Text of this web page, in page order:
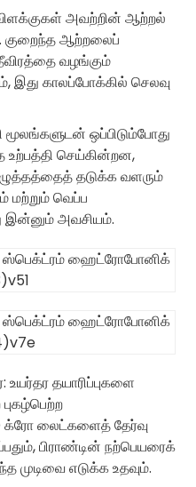
அவற்றின் ஆற்றல்
குறைந்த ஆற்றலைப்
வழங்கும்
இது காலப்போக்கில் செலவு
ஒப்பிடும்போது
செய்கின்றன,
தடுக்க வளரும்
மற்றும் வெப்ப
இன்னும் அவசியம்.
உயர்தர தயாரிப்புகளை
க்ரோ லைட்களைத் தேர்வு
பிராண்டின் நற்பெயரைக்
முடிவை எடுக்க உதவும்.